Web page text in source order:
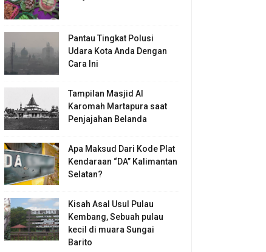
Pantau Tingkat Polusi
Udara Kota Anda Dengan
Cara Ini
Tampilan Masjid Al
Karomah Martapura saat
Penjajahan Belanda
Apa Maksud Dari Kode Plat
Kendaraan “DA” Kalimantan
Selatan?
Kisah Asal Usul Pulau
Kembang, Sebuah pulau
kecil di muara Sungai
Barito